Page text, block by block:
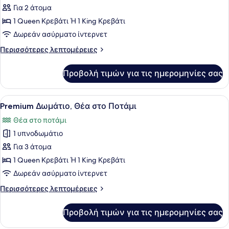
φωτογραφιών
για
Premium
Δωμάτιο
Για 2 άτομα
1 Queen Κρεβάτι Ή 1 King Κρεβάτι
Δωρεάν ασύρματο ίντερνετ
Περισσότερες λεπτομέρειες
Περισσότερες
Δωμάτιο
Προβολή τιμών για τις ημερομηνίες σας
Προβολή
όλων
των
φωτογραφιών
για
Premium
Δωμάτιο,
στο
Ένα δωμάτιο ξενοδοχείου με ένα
25
Premium Δωμάτιο, Θέα στο Ποτάμι
Θέα στο ποτάμι
1 υπνοδωμάτιο
Για 3 άτομα
1 Queen Κρεβάτι Ή 1 King Κρεβάτι
Δωρεάν ασύρματο ίντερνετ
Περισσότερες λεπτομέρειες
Περισσότερες
Δωμάτιο,
Προβολή τιμών για τις ημερομηνίες σας